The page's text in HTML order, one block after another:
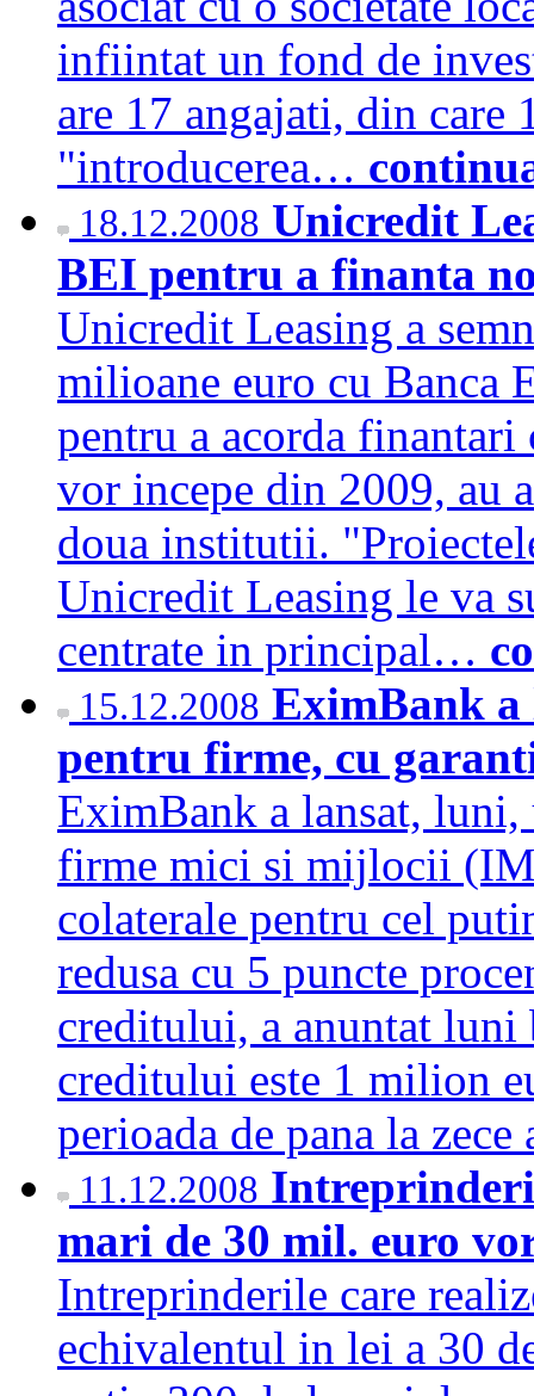
infiintat un fond de
are 17 angajati, din care
"introducerea…
18.12.2008 Unicredit
BEI pentru a finanta
Unicredit Leasing a
milioane euro cu Banca
pentru a acorda
vor incepe din 2009, au
doua institutii.
Unicredit Leasing le va
centrate in principal…
15.12.2008 EximBank a
pentru firme, cu
EximBank a lansat,
firme mici si mijlocii
colaterale pentru cel
redusa cu 5 puncte
creditului, a anuntat luni
creditului este 1 milion
perioada de pana la
11.12.2008
mari de 30 mil. euro
Intreprinderile care
echivalentul in lei a 30